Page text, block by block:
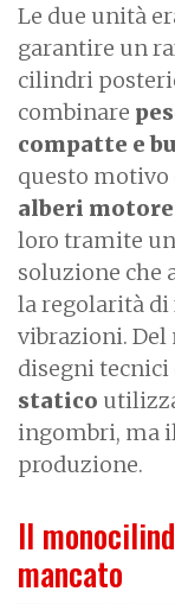
Le due unità
garantire un
cilindri
combinare
compatte e
questo motivo
alberi
loro tramite
soluzione che
la regolarità
vibrazioni.
disegni tecnici
statico
ingombri, ma
produzione.
Il
mancato